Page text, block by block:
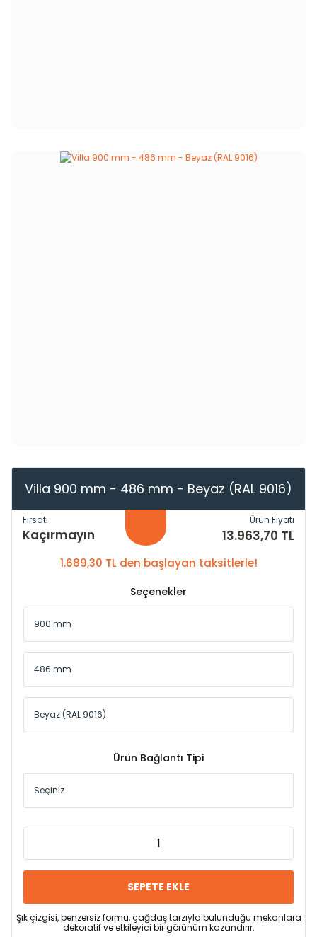
Villa 900 mm - 486 mm - Beyaz (RAL 9016)
Fırsatı
Kaçırmayın
Ürün Fiyatı
13.963,70 TL
1.689,30 TL den başlayan taksitlerle!
Seçenekler
Ürün Bağlantı Tipi
SEPETE EKLE
Şık çizgisi, benzersiz formu, çağdaş tarzıyla bulunduğu mekanlara
dekoratif ve etkileyici bir görünüm kazandırır.